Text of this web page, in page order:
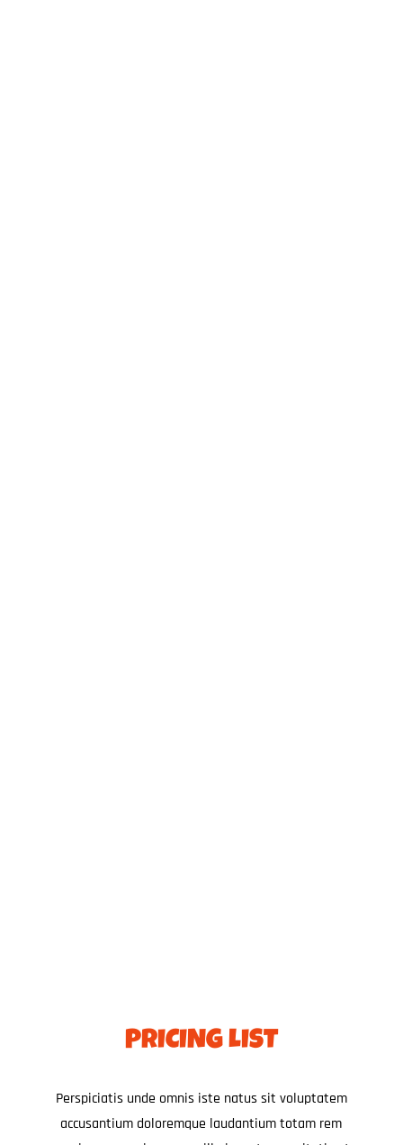
PRICING LIST
Perspiciatis unde omnis iste natus sit voluptatem
accusantium doloremque laudantium totam rem